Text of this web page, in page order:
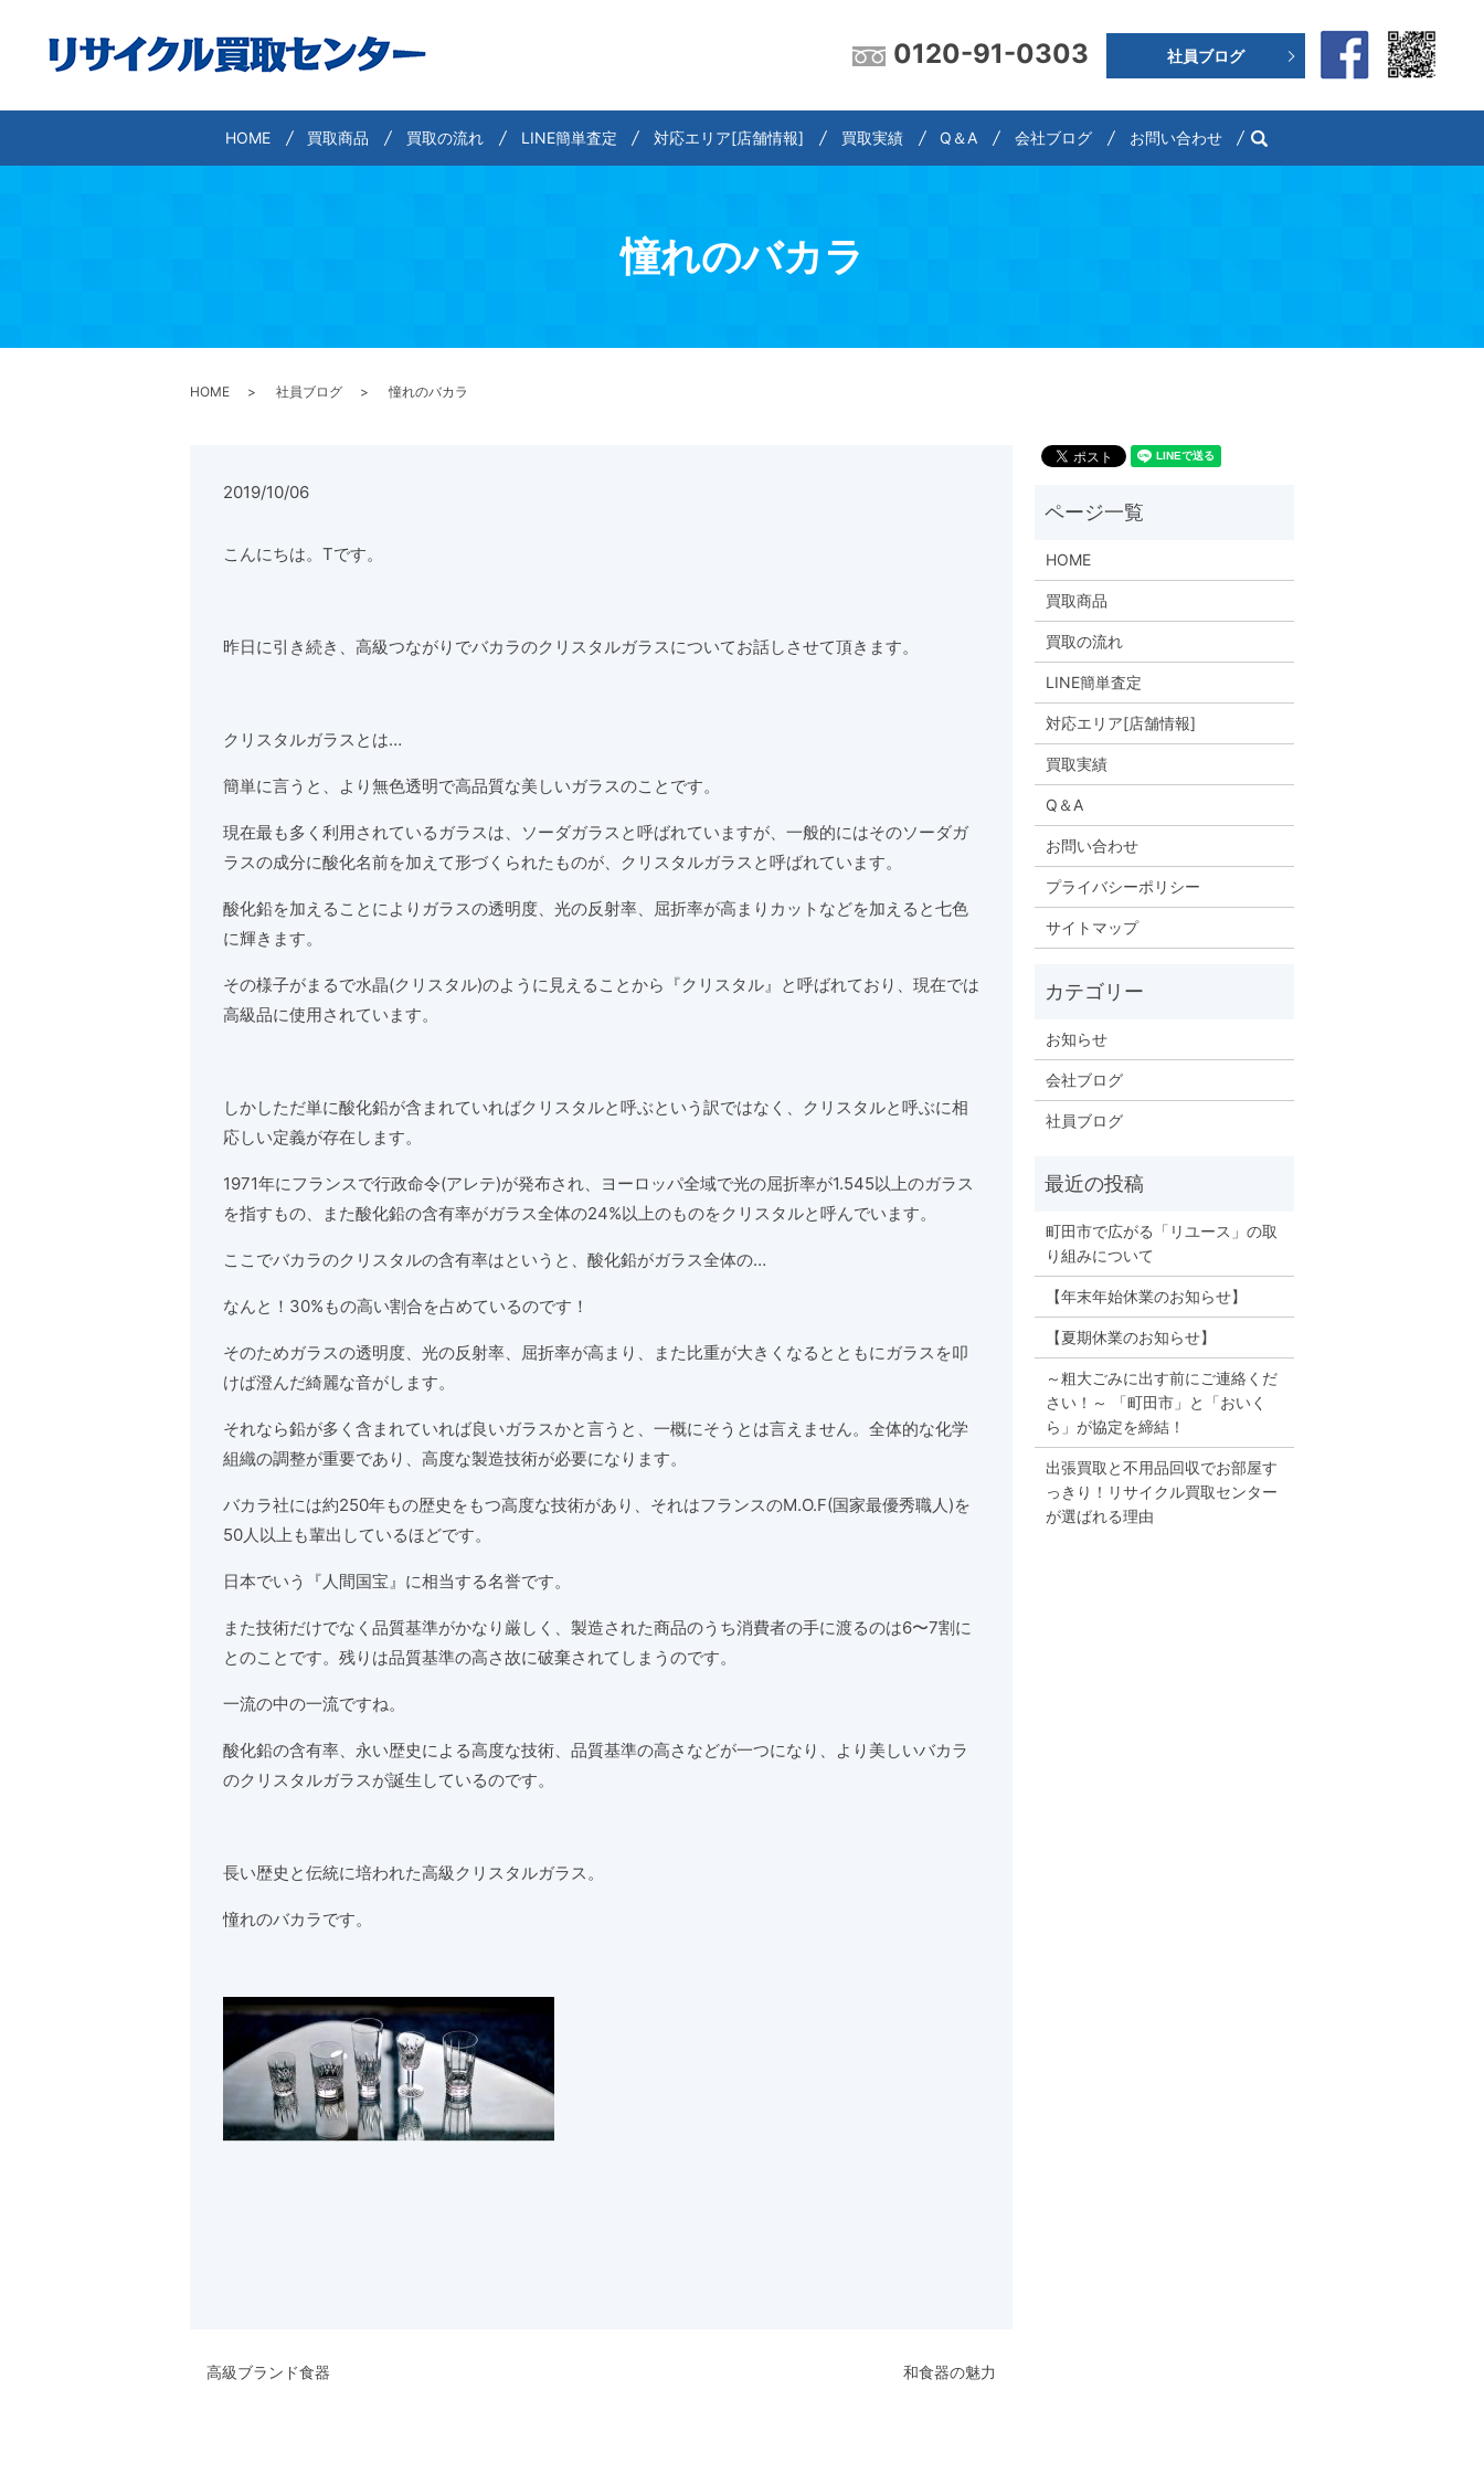
0120-91-0303
HOME 買取商品 買取の流れ LINE簡単査定 対応エリア[店舗情報] 買取実績 Q＆A 会社ブログ
社員ブログ
お問い合わせ search
憧れのバカラ
HOME 社員ブログ 憧れのバカラ
2019/10/06
こんにちは。Tです。
昨日に引き続き、高級つながりでバカラのクリスタルガラスについてお話しさせて頂きます。
クリスタルガラスとは…
簡単に言うと、より無色透明で高品質な美しいガラスのことです。
現在最も多く利用されているガラスは、ソーダガラスと呼ばれていますが、一般的にはそのソーダガ
ラスの成分に酸化名前を加えて形づくられたものが、クリスタルガラスと呼ばれています。
酸化鉛を加えることによりガラスの透明度、光の反射率、屈折率が高まりカットなどを加えると七色
に輝きます。
その様子がまるで水晶(クリスタル)のように見えることから『クリスタル』と呼ばれており、現在では
高級品に使用されています。
しかしただ単に酸化鉛が含まれていればクリスタルと呼ぶという訳ではなく、クリスタルと呼ぶに相
応しい定義が存在します。
1971年にフランスで行政命令(アレテ)が発布され、ヨーロッパ全域で光の屈折率が1.545以上のガラス
を指すもの、また酸化鉛の含有率がガラス全体の24%以上のものをクリスタルと呼んでいます。
ここでバカラのクリスタルの含有率はというと、酸化鉛がガラス全体の…
なんと！30%もの高い割合を占めているのです！
そのためガラスの透明度、光の反射率、屈折率が高まり、また比重が大きくなるとともにガラスを叩
けば澄んだ綺麗な音がします。
それなら鉛が多く含まれていれば良いガラスかと言うと、一概にそうとは言えません。全体的な化学
組織の調整が重要であり、高度な製造技術が必要になります。
バカラ社には約250年もの歴史をもつ高度な技術があり、それはフランスのM.O.F(国家最優秀職人)を
50人以上も輩出しているほどです。
日本でいう『人間国宝』に相当する名誉です。
また技術だけでなく品質基準がかなり厳しく、製造された商品のうち消費者の手に渡るのは6〜7割に
とのことです。残りは品質基準の高さ故に破棄されてしまうのです。
一流の中の一流ですね。
酸化鉛の含有率、永い歴史による高度な技術、品質基準の高さなどが一つになり、より美しいバカラ
のクリスタルガラスが誕生しているのです。
長い歴史と伝統に培われた高級クリスタルガラス。
憧れのバカラです。
高級ブランド食器 和食器の魅力
HOME
買取商品
買取の流れ
LINE簡単査定
対応エリア[店舗情報]
買取実績
Q＆A
お問い合わせ
プライバシーポリシー
サイトマップ
お知らせ
会社ブログ
社員ブログ
町田市で広がる「リユース」の取
り組みについて
【年末年始休業のお知らせ】
【夏期休業のお知らせ】
～粗大ごみに出す前にご連絡くだ
さい！～ 「町田市」と「おいく
ら」が協定を締結！
出張買取と不用品回収でお部屋す
っきり！リサイクル買取センター
が選ばれる理由